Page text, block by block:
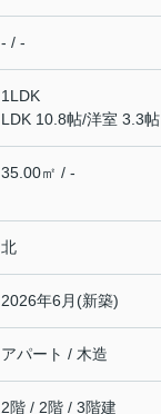
- / -
1LDK
LDK 10.8帖/洋室 3.3帖
35.00㎡ / -
北
2026年6月(新築)
アパート / 木造
2階 / 2階 / 3階建